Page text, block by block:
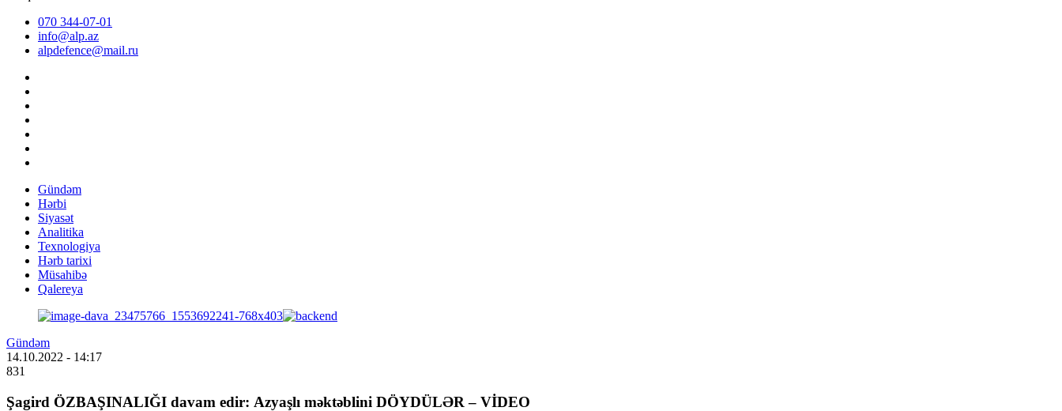
070 344-07-01
info@alp.az
alpdefence@mail.ru
Gündəm
Hərbi
Siyasət
Analitika
Texnologiya
Hərb tarixi
Müsahibə
Qalereya
Gündəm
14.10.2022 - 14:17
831
Şagird ÖZBAŞINALIĞI davam edir: Azyaşlı məktəblini DÖYDÜLƏR – VİDEO